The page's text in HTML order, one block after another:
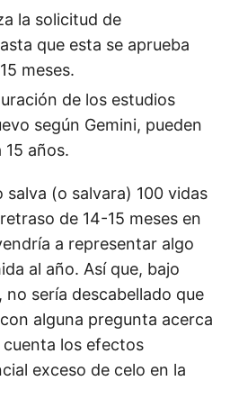
la solicitud de
que esta se aprueba
meses.
de los estudios
según Gemini, pueden
15 años.
salva (o salvara) 100 vidas
de 14-15 meses en
a representar algo
al año. Así que, bajo
sería descabellado que
_
alguna pregunta acerca
cuenta los efectos
exceso de celo en la